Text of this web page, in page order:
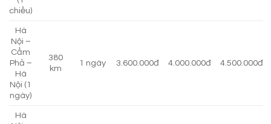
chiều)
Hà
Nội –
Cẩm
Phả –
Hà
Nội (1
ngày)
380
km
1 ngày 3.600.000đ 4.000.000đ 4.500.000đ
Hà